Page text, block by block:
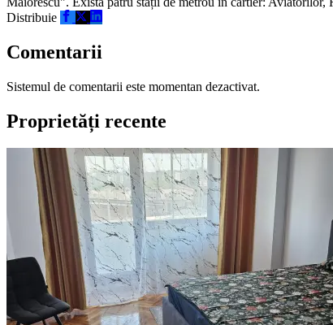
Distribuie
Comentarii
Sistemul de comentarii este momentan dezactivat.
Proprietăți recente